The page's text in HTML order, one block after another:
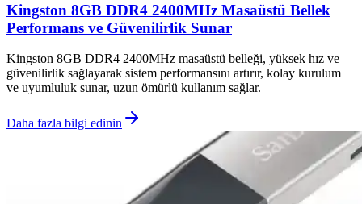
Kingston 8GB DDR4 2400MHz Masaüstü Bellek
Performans ve Güvenilirlik Sunar
Kingston 8GB DDR4 2400MHz masaüstü belleği, yüksek hız ve
güvenilirlik sağlayarak sistem performansını artırır, kolay kurulum
ve uyumluluk sunar, uzun ömürlü kullanım sağlar.
Daha fazla bilgi edinin